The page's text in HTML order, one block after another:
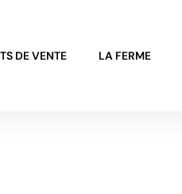
DE VENTE LA FERME